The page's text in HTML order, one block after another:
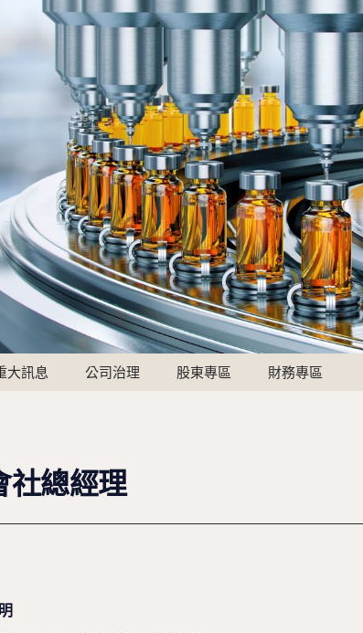
大訊息 公司治理 股東專區 財務專區
社總經理